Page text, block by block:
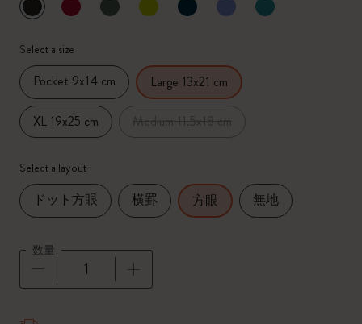
選択済
*選択したカラー
Select a size
Pocket 9x14 cm Large 13x21 cm
XL 19x25 cm
Select a layout
ドット方眼 横罫 方眼 無地
数量